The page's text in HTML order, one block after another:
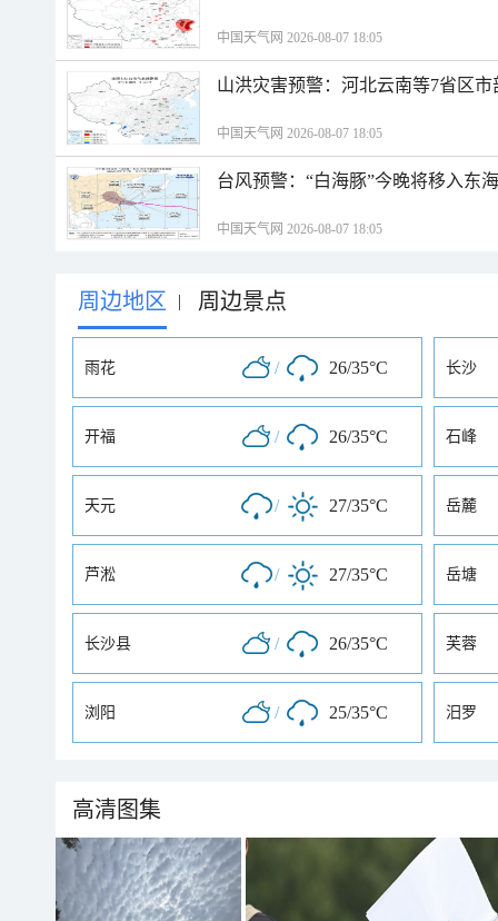
中国天气网 2026-08-07 18:05
山洪灾害预警：河北云南等7省区
中国天气网 2026-08-07 18:05
台风预警：“白海豚”今晚将移入东
中国天气网 2026-08-07 18:05
周边地区 | 周边景点
雨花 / 26/35°C 长沙
开福 / 26/35°C 石峰
天元 / 27/35°C 岳麓
芦淞 / 27/35°C 岳塘
长沙县 / 26/35°C 芙蓉
浏阳 / 25/35°C 汨罗
高清图集